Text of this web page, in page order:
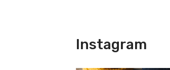
Instagram